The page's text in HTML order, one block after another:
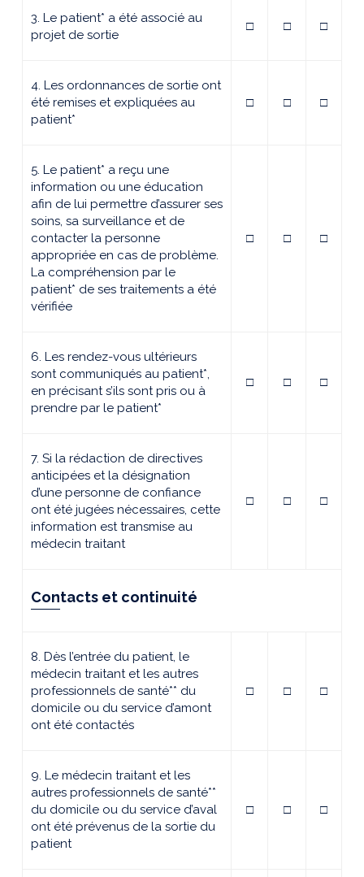
3. Le patient* a été associé au
projet de sortie
□ □ □
4. Les ordonnances de sortie ont
été remises et expliquées au
patient*
□ □ □
5. Le patient* a reçu une
information ou une éducation
afin de lui permettre d’assurer ses
soins, sa surveillance et de
contacter la personne
appropriée en cas de problème.
La compréhension par le
patient* de ses traitements a été
vérifiée
□ □ □
6. Les rendez-vous ultérieurs
sont communiqués au patient*,
en précisant s’ils sont pris ou à
prendre par le patient*
□ □ □
7. Si la rédaction de directives
anticipées et la désignation
d’une personne de confiance
ont été jugées nécessaires, cette
information est transmise au
médecin traitant
□ □ □
Contacts et continuité
8. Dès l’entrée du patient, le
médecin traitant et les autres
professionnels de santé** du
domicile ou du service d’amont
ont été contactés
□ □ □
9. Le médecin traitant et les
autres professionnels de santé**
du domicile ou du service d’aval
ont été prévenus de la sortie du
patient
□ □ □